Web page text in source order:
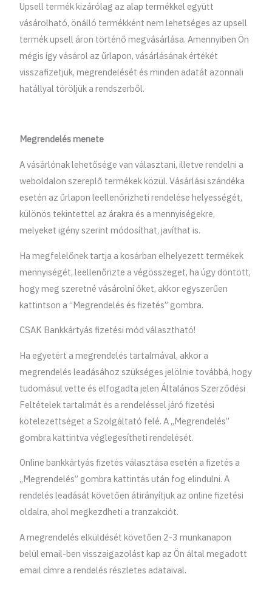
Upsell termék kizárólag az alap termékkel együtt
vásárolható, önálló termékként nem lehetséges az upsell
termék upsell áron történő megvásárlása. Amennyiben Ön
mégis így vásárol az űrlapon, vásárlásának értékét
visszafizetjük, megrendelését és minden adatát azonnali
hatállyal töröljük a rendszerből.
Megrendelés menete
A vásárlónak lehetősége van választani, illetve rendelni a
weboldalon szereplő termékek közül. Vásárlási szándéka
esetén az űrlapon leellenőrizheti rendelése helyességét,
különös tekintettel az árakra és a mennyiségekre,
melyeket igény szerint módosíthat, javíthat is.
Ha megfelelőnek tartja a kosárban elhelyezett termékek
mennyiségét, leellenőrizte a végösszeget, ha úgy döntött,
hogy meg szeretné vásárolni őket, akkor egyszerűen
kattintson a “Megrendelés és fizetés” gombra.
CSAK Bankkártyás fizetési mód választható!
Ha egyetért a megrendelés tartalmával, akkor a
megrendelés leadásához szükséges jelölnie továbbá, hogy
tudomásul vette és elfogadta jelen Általános Szerződési
Feltételek tartalmát és a rendeléssel járó fizetési
kötelezettséget a Szolgáltató felé. A „Megrendelés”
gombra kattintva véglegesítheti rendelését.
Online bankkártyás fizetés választása esetén a fizetés a
„Megrendelés” gombra kattintás után fog elindulni. A
rendelés leadását követően átirányítjuk az online fizetési
oldalra, ahol megkezdheti a tranzakciót.
A megrendelés elküldését követően 2-3 munkanapon
belül email-ben visszaigazolást kap az Ön által megadott
email címre a rendelés részletes adataival.